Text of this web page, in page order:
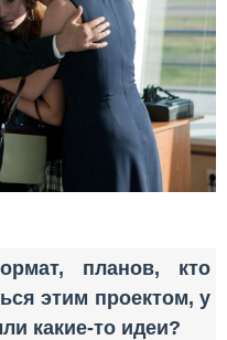
планов, кто
этим проектом, у
какие-то идеи?